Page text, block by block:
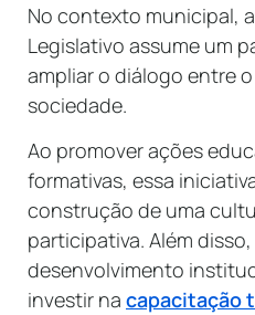
No contexto municipal,
Legislativo assume um
ampliar o diálogo entre
sociedade.
Ao promover ações
formativas, essa
construção de uma
participativa. Além
desenvolvimento
investir na capacitação